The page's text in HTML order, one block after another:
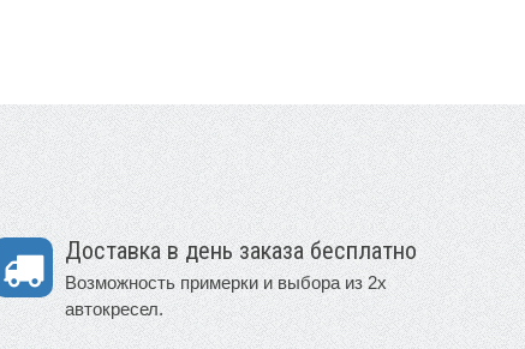
Доставка в день заказа бесплатно
Возможность примерки и выбора из 2х
автокресел.